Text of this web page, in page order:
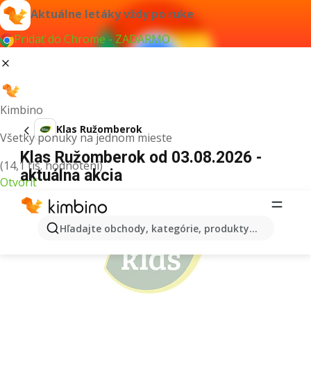
Aktuálne letáky vždy po ruke
Pridať do Chrome - ZADARMO
Kimbino
Všetky ponuky na jednom mieste
(14,1 tis. hodnotení)
Otvoriť
Hľadajte obchody, kategórie, produkty...
Klas Ružomberok
Klas Ružomberok od 03.08.2026 -
aktuálna akcia